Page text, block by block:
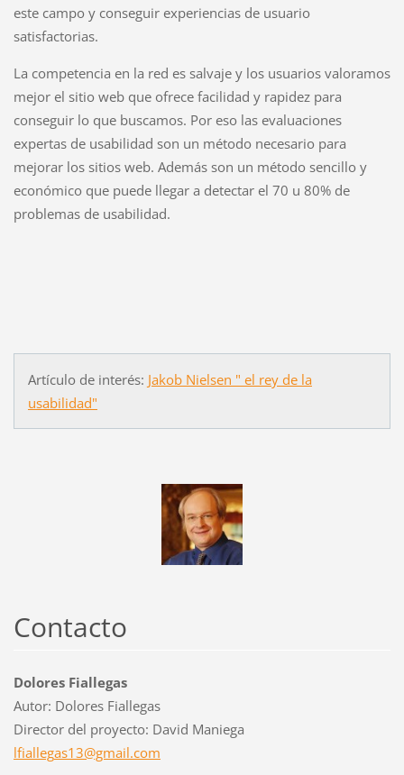
este campo y conseguir experiencias de usuario
satisfactorias.
La competencia en la red es salvaje y los usuarios valoramos
mejor el sitio web que ofrece facilidad y rapidez para
conseguir lo que buscamos. Por eso las evaluaciones
expertas de usabilidad son un método necesario para
mejorar los sitios web. Además son un método sencillo y
económico que puede llegar a detectar el 70 u 80% de
problemas de usabilidad.
Artículo de interés: Jakob Nielsen " el rey de la
usabilidad"
Contacto
Dolores Fiallegas
Autor: Dolores Fiallegas
Director del proyecto: David Maniega
lfiallegas13@gmail.com